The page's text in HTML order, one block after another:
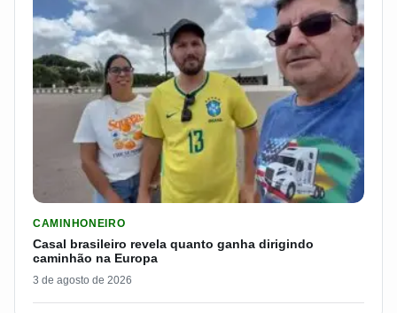
CAMINHONEIRO
Casal brasileiro revela quanto ganha dirigindo
caminhão na Europa
3 de agosto de 2026